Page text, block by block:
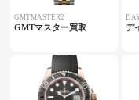
GMTMASTER2
GMTマスター買取 デ